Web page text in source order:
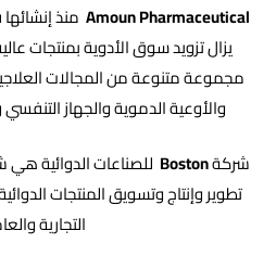
Amoun Pharmaceutical
يزال تزويد سوق الأدوية بمنتجات
مجموعة متنوعة من المجالات
والأوعية الدموية والجهاز
شركةBoston للصناعات الدوائية
تطوير وإنتاج وتسويق المنتجات
التجارية